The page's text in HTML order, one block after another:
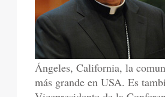
Ángeles, California, la
más grande en USA. Es